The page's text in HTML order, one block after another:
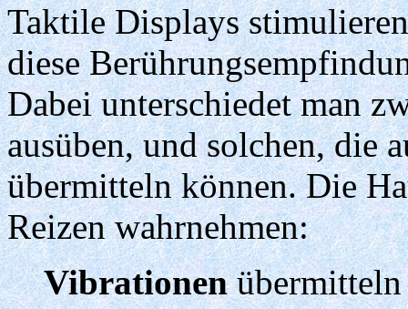
Taktile Displays
diese
Dabei unterschiedet man
ausüben, und solchen, die
übermitteln können. Die
Reizen wahrnehmen:
Vibrationenübermitteln